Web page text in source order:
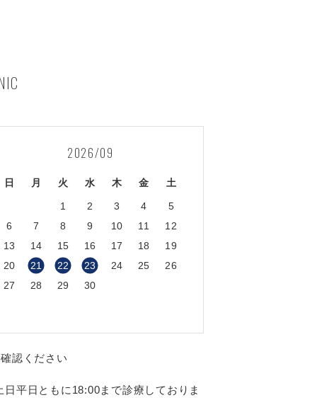
2026/09
日 月 火 水 木 金 土
1 2 3 4
5
6
7 8 9 10 11
12
13
14 15 16 17 18
19
20
21 22 23 24 25
26
27
28 29 30
認ください
平日ともに18:00まで診療しておりま